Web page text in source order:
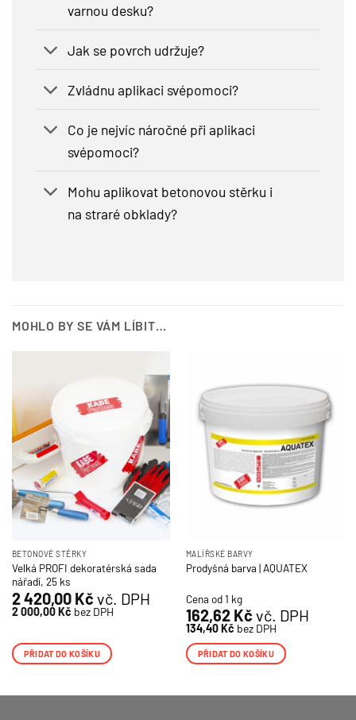
varnou desku?
Jak se povrch udržuje?
Zvládnu aplikaci svépomoci?
Co je nejvíc náročné při aplikaci
svépomoci?
Mohu aplikovat betonovou stěrku i
na straré obklady?
MOHLO BY SE VÁM LÍBIT…
BETONOVÉ STĚRKY
Velká PROFI dekoratérská sada
nářadí, 25 ks
2 420,00 Kč vč. DPH
2 000,00Kč bez DPH
PŘIDAT DO KOŠÍKU
MALÍŘSKÉ BARVY
Prodyšná barva | AQUATEX
Cena od 1 kg
162,62 Kč vč. DPH
134,40Kč bez DPH
PŘIDAT DO KOŠÍKU